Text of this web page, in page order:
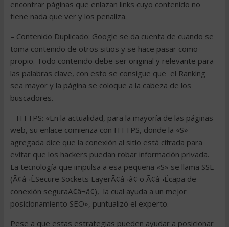
encontrar páginas que enlazan links cuyo contenido no
tiene nada que ver y los penaliza.
– Contenido Duplicado: Google se da cuenta de cuando se
toma contenido de otros sitios y se hace pasar como
propio. Todo contenido debe ser original y relevante para
las palabras clave, con esto se consigue que el Ranking
sea mayor y la página se coloque a la cabeza de los
buscadores.
– HTTPS: «En la actualidad, para la mayoría de las páginas
web, su enlace comienza con HTTPS, donde la «S»
agregada dice que la conexión al sitio está cifrada para
evitar que los hackers puedan robar información privada.
La tecnología que impulsa a esa pequeña «S» se llama SSL
(Ã¢â¬ËSecure Sockets LayerÃ¢â¬â¢ o Ã¢â¬Ëcapa de
conexión seguraÃ¢â¬â¢), la cual ayuda a un mejor
posicionamiento SEO», puntualizó el experto.
Pese a que estas estrategias pueden ayudar a posicionar